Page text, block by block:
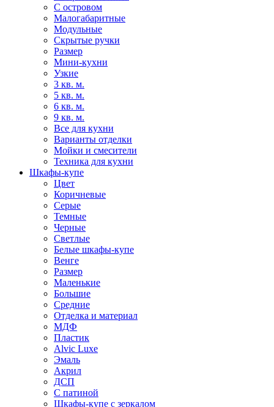
С островом
Малогабаритные
Модульные
Скрытые ручки
Размер
Мини-кухни
Узкие
3 кв. м.
5 кв. м.
6 кв. м.
9 кв. м.
Все для кухни
Варианты отделки
Мойки и смесители
Техника для кухни
Шкафы-купе
Цвет
Коричневые
Серые
Темные
Черные
Светлые
Белые шкафы-купе
Венге
Размер
Маленькие
Большие
Средние
Отделка и материал
МДФ
Пластик
Alvic Luxe
Эмаль
Акрил
ДСП
С патиной
Шкафы-купе с зеркалом